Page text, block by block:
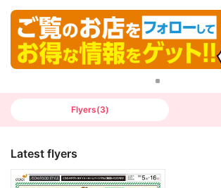
Flyers(3)
Latest flyers